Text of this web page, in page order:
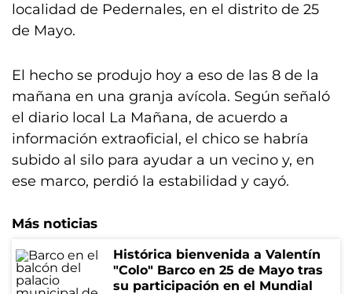
localidad de Pedernales, en el distrito de 25
de Mayo.
El hecho se produjo hoy a eso de las 8 de la
mañana en una granja avícola. Según señaló
el diario local La Mañana, de acuerdo a
información extraoficial, el chico se habría
subido al silo para ayudar a un vecino y, en
ese marco, perdió la estabilidad y cayó.
Más noticias
Histórica bienvenida a Valentín
"Colo" Barco en 25 de Mayo tras
su participación en el Mundial